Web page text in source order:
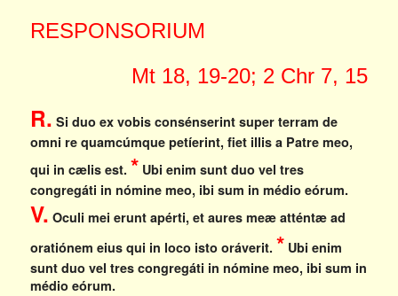
RESPONSORIUM
Mt 18, 19-20; 2 Chr 7, 15
R. Si duo ex vobis consénserint super terram de
omni re quamcúmque petíerint, fiet illis a Patre meo,
qui in cælis est. * Ubi enim sunt duo vel tres
congregáti in nómine meo, ibi sum in médio eórum.
V. Oculi mei erunt apérti, et aures meæ atténtæ ad
oratiónem eius qui in loco isto oráverit. * Ubi enim
sunt duo vel tres congregáti in nómine meo, ibi sum in
médio eórum.